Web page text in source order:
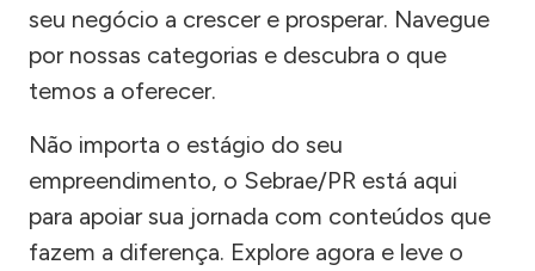
seu negócio a crescer e prosperar. Navegue
por nossas categorias e descubra o que
temos a oferecer.
Não importa o estágio do seu
empreendimento, o Sebrae/PR está aqui
para apoiar sua jornada com conteúdos que
fazem a diferença. Explore agora e leve o